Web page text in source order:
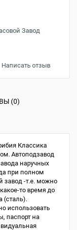
Завод
Написать отзыв
(0)
Классика
Автоподзавод
наручных
при полном
завод -т.е. можно
то время до
(сталь).
использовать
паспорт на